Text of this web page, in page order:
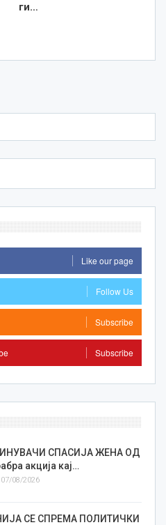
ги…
Like our page
Follow Us
Subscribe
Subscribe
СПАСИЈА ЖЕНА ОД
акција кај…
07/08/2026
СЕ СПРЕМА ПОЛИТИЧКИ